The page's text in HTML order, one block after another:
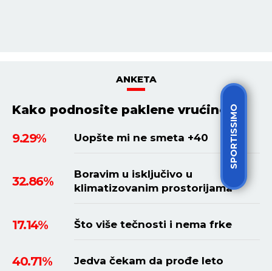
SPORTISSIMO
ANKETA
Kako podnosite paklene vrućine?
9.29%
Uopšte mi ne smeta +40
32.86%
Boravim u isključivo u
klimatizovanim prostorijama
17.14% Što više tečnosti i nema frke
40.71% Jedva čekam da prođe leto